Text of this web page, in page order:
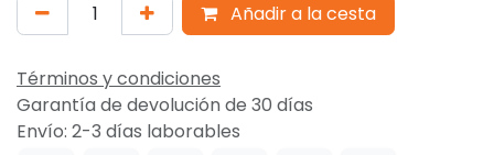
Añadir a la cesta
Términos y condiciones
Garantía de devolución de 30 días
Envío: 2-3 días laborables